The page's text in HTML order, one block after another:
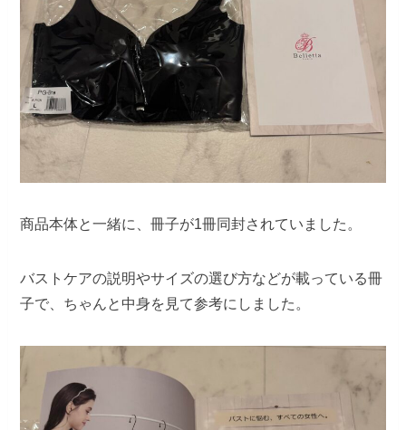
商品本体と一緒に、冊子が1冊同封されていました。
バストケアの説明やサイズの選び方などが載っている冊
子で、ちゃんと中身を見て参考にしました。